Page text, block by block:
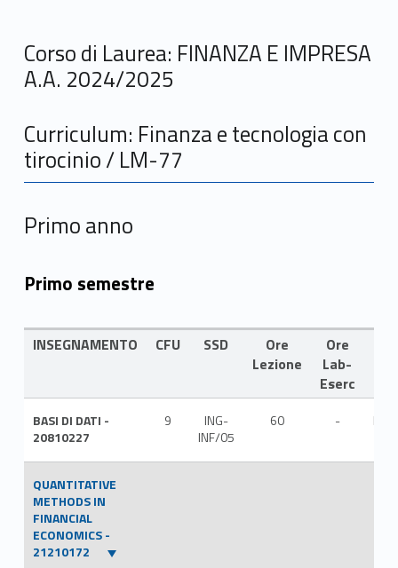
Corso di Laurea: FINANZA E IMPRESA
A.A. 2024/2025
Curriculum: Finanza e tecnologia con
tirocinio / LM-77
Primo anno
Primo semestre
INSEGNAMENTO CFU SSD
Ore
Lezione
Ore
Lab-
Eserc
BASI DI DATI -
20810227
9
ING-
INF/05
60 -
QUANTITATIVE
METHODS IN
FINANCIAL
ECONOMICS -
21210172